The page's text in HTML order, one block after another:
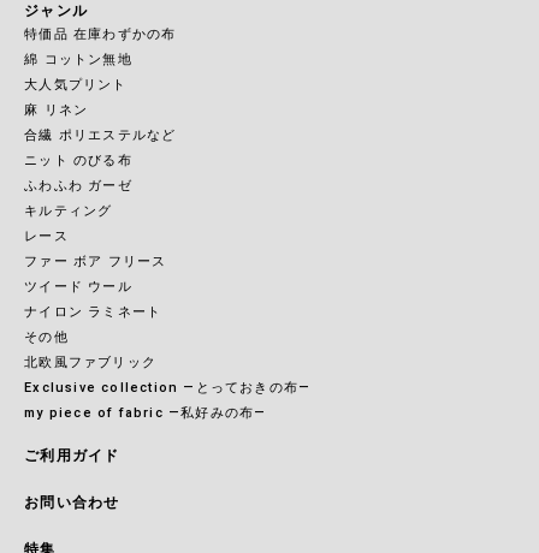
ジャンル
特価品 在庫わずかの布
綿 コットン無地
大人気プリント
麻 リネン
合繊 ポリエステルなど
ニット のびる布
ふわふわ ガーゼ
キルティング
レース
ファー ボア フリース
ツイード ウール
ナイロン ラミネート
その他
北欧風ファブリック
Exclusive collection ―とっておきの布―
my piece of fabric ―私好みの布―
ご利用ガイド
お問い合わせ
特集